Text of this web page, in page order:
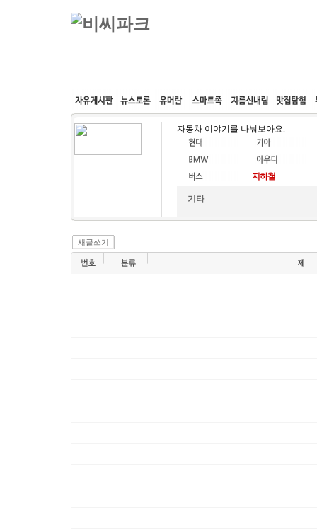
커뮤니티 속도패치 웹호스팅 공동구매
자동차 이야기를 나눠보아요.
기타
새글쓰기